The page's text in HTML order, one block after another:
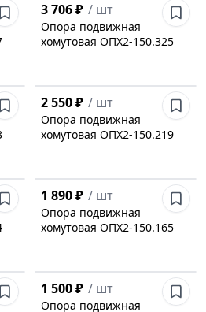
3 706 ₽ / шт
Опора подвижная
хомутовая ОПХ2-150.325
2 550 ₽ / шт
Опора подвижная
хомутовая ОПХ2-150.219
1 890 ₽ / шт
Опора подвижная
хомутовая ОПХ2-150.165
1 500 ₽ / шт
Опора подвижная